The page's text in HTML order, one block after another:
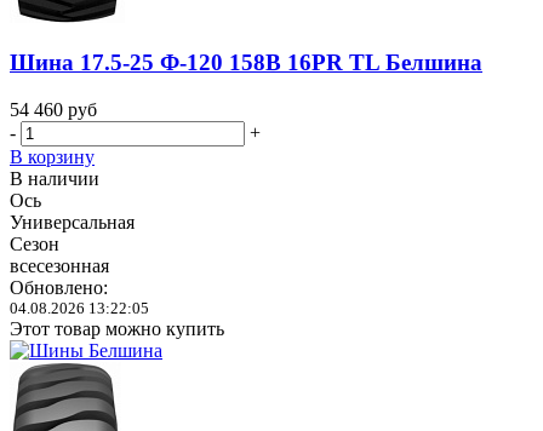
Шина 17.5-25 Ф-120 158B 16PR TL Белшина
54 460 руб
-
+
В корзину
В наличии
Ось
Универсальная
Сезон
всесезонная
Обновлено:
04.08.2026 13:22:05
Этот товар можно купить